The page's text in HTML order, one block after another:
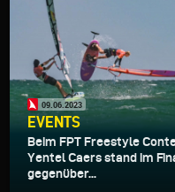
09.06.2023
EVENTS
Beim FPT Freestyle
Yentel Caers stand im
gegenüber...